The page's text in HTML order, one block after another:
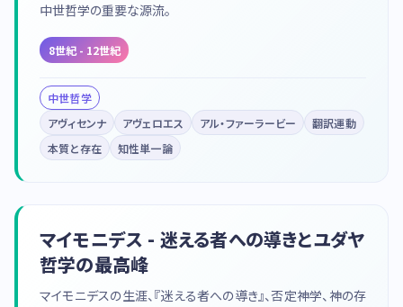
中世哲学の重要な源流。
8世紀 - 12世紀
中世哲学
アヴィセンナ
アヴェロエス アル・ファーラービー
翻訳運動
本質と存在
知性単一論
マイモニデス - 迷える者への導きとユダヤ
哲学の最高峰
マイモニデスの生涯、『迷える者への導き』、否定神学、神の存